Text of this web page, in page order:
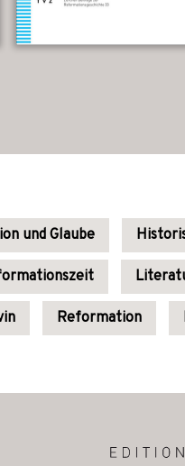
und Glaube
Reformation